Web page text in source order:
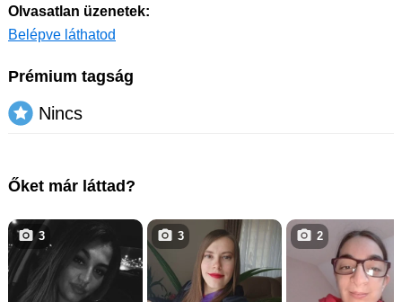
Olvasatlan üzenetek:
Belépve láthatod
Prémium tagság
Nincs
Őket már láttad?
3 3 2